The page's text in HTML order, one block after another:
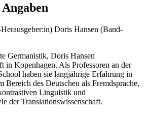
Doris Hansen (Band-
Germanistik, Doris Hansen
in Kopenhagen. Als Professoren an der
haben sie langjährige Erfahrung in
Bereich des Deutschen als Fremdsprache,
Linguistik und
der Translationswissenschaft.